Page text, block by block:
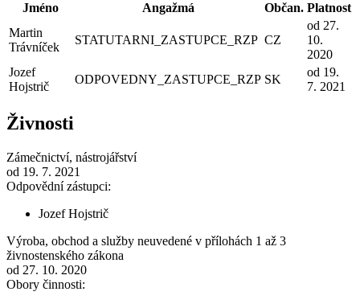
Jméno Angažmá Občan. Platnost
Martin
Trávníček
STATUTARNI_ZASTUPCE_RZP CZ
od 27.
10.
2020
Jozef
Hojstrič
ODPOVEDNY_ZASTUPCE_RZP SK
od 19.
7. 2021
Živnosti
Zámečnictví, nástrojářství
od 19. 7. 2021
Odpovědní zástupci:
Jozef Hojstrič
Výroba, obchod a služby neuvedené v přílohách 1 až 3
živnostenského zákona
od 27. 10. 2020
Obory činnosti: